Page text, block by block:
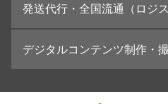
学校・会社案内パンフレット制作・印
高精細印刷（スブリマ印刷）
社内報
名刺
一般印刷 （オンデマンド・オフセッ
ブランディング戦略
イベント運営
コンテンツ制作
周年事業
採用プロモーション
発送代行・全国流通（ロジス
デジタルコンテンツ制作・
イラスト・キャラクター制作